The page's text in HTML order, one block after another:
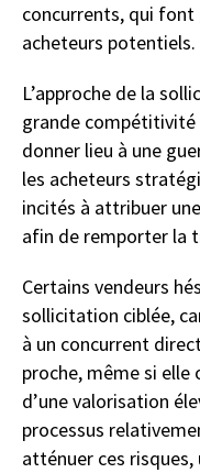
concurrents, qui
acheteurs potentiels.
L’approche de la
grande compétitivité
donner lieu à une
les acheteurs
incités à attribuer
afin de remporter la
Certains vendeurs
sollicitation ciblée,
à un concurrent
proche, même si
d’une valorisation
processus
atténuer ces